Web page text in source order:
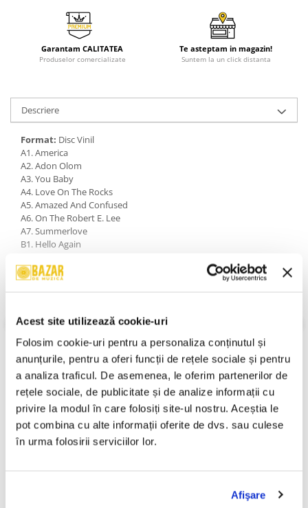
Acest site utilizează cookie-uri
Folosim cookie-uri pentru a personaliza conținutul și
anunțurile, pentru a oferi funcții de rețele sociale și pentru
a analiza traficul. De asemenea, le oferim partenerilor de
rețele sociale, de publicitate și de analize informații cu
privire la modul în care folosiți site-ul nostru. Aceștia le
pot combina cu alte informații oferite de dvs. sau culese
în urma folosirii serviciilor lor.
Afişare
Garantam CALITATEA
Produselor comercializate
Te asteptam in magazin!
Suntem la un click distanta
Descriere
Format: Disc Vinil
A1. America
A2. Adon Olom
A3. You Baby
A4. Love On The Rocks
A5. Amazed And Confused
A6. On The Robert E. Lee
A7. Summerlove
B1. Hello Again
B3. Hey Louise
B4. Songs Of Life
B7. America (Reprise)
An Lansare:1980
Stil:Rock; Stage & Screen; Folk Rock; Soundtrack; Soft Rock
Stare Disc:Near Mint (NM or M-)
Stare Coperta:Near Mint (NM or M-)
Informatii conformitate produs
Review-uri(0)